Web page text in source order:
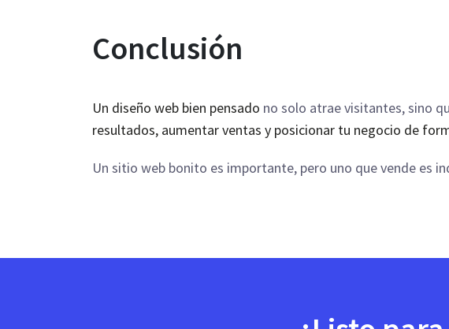
Conclusión
Un diseño web bien pensado no solo atrae visitantes, sino
resultados, aumentar ventas y posicionar tu negocio de
Un sitio web bonito es importante, pero uno que vende es